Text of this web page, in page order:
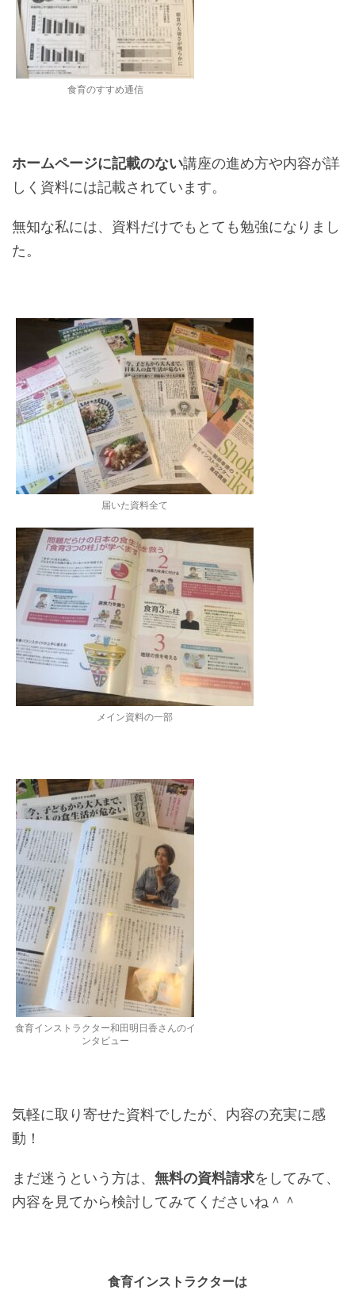
食育のすすめ通信
ホームページに記載のない講座の進め方や内容が詳
しく資料には記載されています。
無知な私には、資料だけでもとても勉強になりまし
た。
届いた資料全て
メイン資料の一部
食育インストラクター和田明日香さんのイ
ンタビュー
気軽に取り寄せた資料でしたが、内容の充実に感
動！
まだ迷うという方は、 無料の資料請求をしてみて、
内容を見てから検討してみてくださいね＾＾
食育インストラクターは